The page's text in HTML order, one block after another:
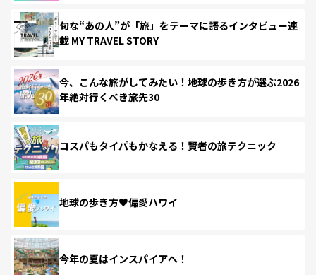
旬な“あの人”が「旅」をテーマに語るインタビュー連
載 MY TRAVEL STORY
今、こんな旅がしてみたい！地球の歩き方が選ぶ2026
年絶対行くべき旅先30
コスパもタイパもかなえる！賢者の旅テクニック
地球の歩き方♥偏愛ハワイ
今年の夏はインスパイアへ！